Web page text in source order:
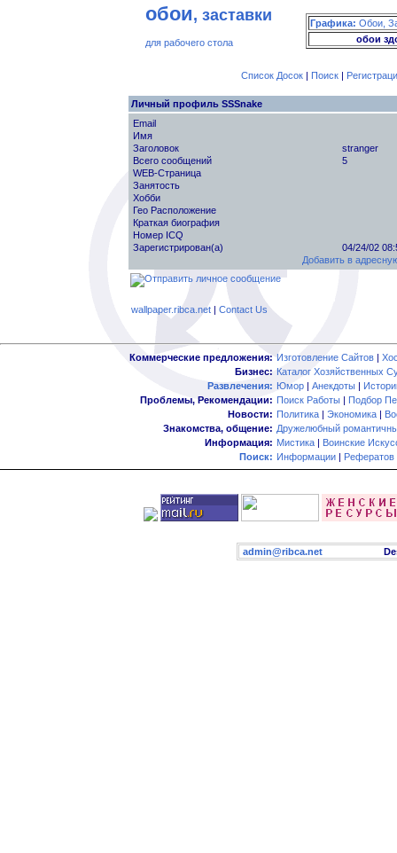
обои, заставки
для рабочего стола
Графика: Обои,
обои
Список Досок | Поиск |
Личный профиль SSSnake
Email
Имя
Заголовок
stranger
Всего сообщений
5
WEB-Страница
Занятость
Хобби
Гео Расположение
Краткая биография
Номер ICQ
Зарегистрирован(а)
04/24/02
Добавить в
wallpaper.ribca.net| Contact Us
Коммерческие предложения: Изготовление Сайтов |
Бизнес: Каталог Хозяйственных
Развлечения: Юмор | Анекдоты |
Проблемы, Рекомендации: Поиск Работы | Подбор
Новости: Политика | Экономика |
Знакомства, общение: Дружелюбный
Информация: Мистика | Воинские
Поиск: Информации | Рефератов
admin@ribca.net